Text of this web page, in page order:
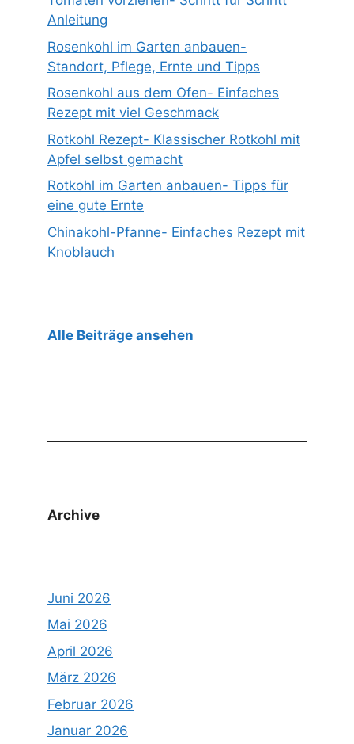
Anleitung
Rosenkohl im Garten anbauen-
Standort, Pflege, Ernte und Tipps
Rosenkohl aus dem Ofen- Einfaches
Rezept mit viel Geschmack
Rotkohl Rezept- Klassischer Rotkohl mit
Apfel selbst gemacht
Rotkohl im Garten anbauen- Tipps für
eine gute Ernte
Chinakohl-Pfanne- Einfaches Rezept mit
Knoblauch
Alle Beiträge ansehen
Archive
Juni 2026
Mai 2026
April 2026
März 2026
Februar 2026
Januar 2026